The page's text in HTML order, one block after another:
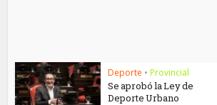
Deporte • Provincial
Se aprobó la Ley de
Deporte Urbano